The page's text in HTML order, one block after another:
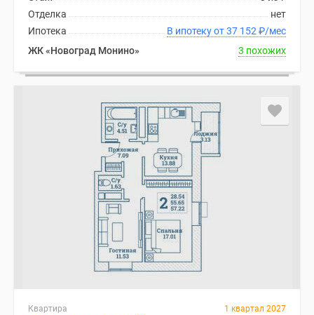
нет
Отделка
В ипотеку от 37 152 ₽/мес
Ипотека
ЖК «Новоград Монино»
3 похожих
Квартира 1 квартал 2027